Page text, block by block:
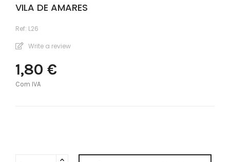
VILA DE AMARES
Ref: L26
Write a review
1,80 €
Com IVA